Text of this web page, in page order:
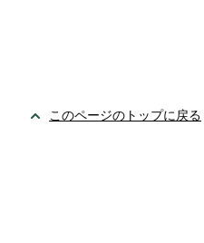
このページのトップに戻る